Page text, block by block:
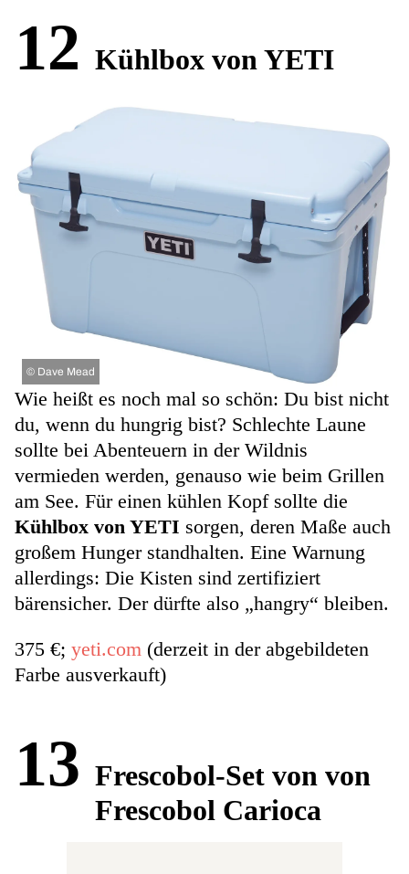
12 Kühlbox von YETI
© Dave Mead
Wie heißt es noch mal so schön: Du bist nicht
du, wenn du hungrig bist? Schlechte Laune
sollte bei Abenteuern in der Wildnis
vermieden werden, genauso wie beim Grillen
am See. Für einen kühlen Kopf sollte die
Kühlbox von YETI sorgen, deren Maße auch
großem Hunger standhalten. Eine Warnung
allerdings: Die Kisten sind zertifiziert
bärensicher. Der dürfte also „hangry“ bleiben.
375 €; yeti.com (derzeit in der abgebildeten
Farbe ausverkauft)
13 Frescobol-Set von von
Frescobol Carioca